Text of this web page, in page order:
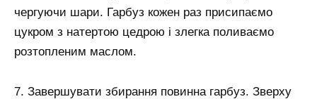
чергуючи шари. Гарбуз кожен раз присипаємо
цукром з натертою цедрою і злегка поливаємо
розтопленим маслом.
7. Завершувати збирання повинна гарбуз. Зверху